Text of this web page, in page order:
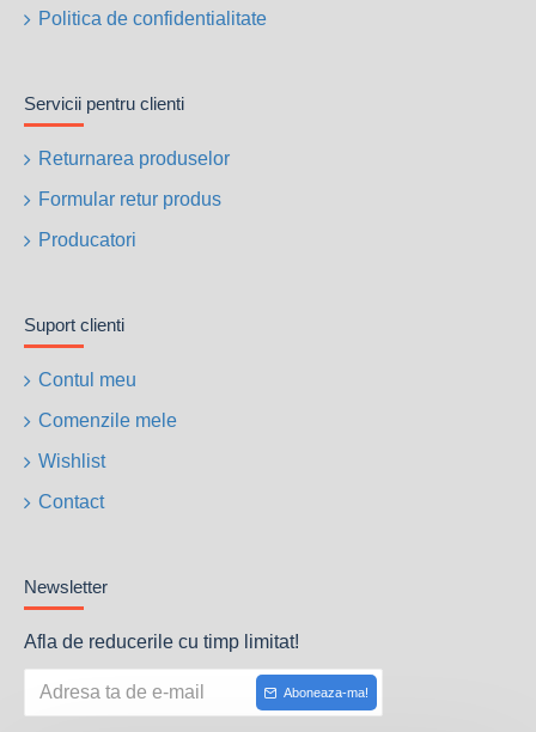
Politica de confidentialitate
Servicii pentru clienti
Returnarea produselor
Formular retur produs
Producatori
Suport clienti
Contul meu
Comenzile mele
Wishlist
Contact
Newsletter
Afla de reducerile cu timp limitat!
Aboneaza-ma!